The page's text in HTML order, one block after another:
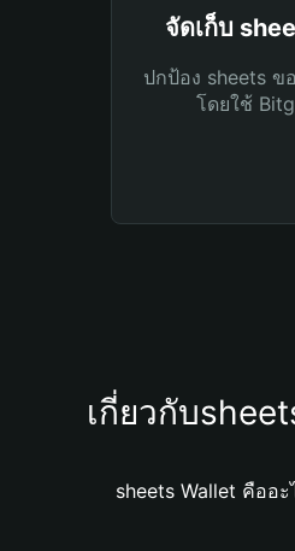
จัดเก็บ
ปกป้อง sheets ข
โดยใช้
เกี่ยวกับ
sheets Wallet คืออะ